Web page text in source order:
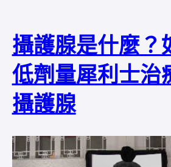
攝護腺是什麼？
低劑量犀利士治
攝護腺